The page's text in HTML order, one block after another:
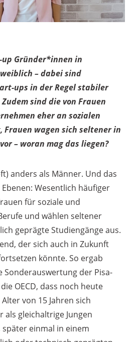
Gründer*innen in
– dabei sind
ups in der Regel stabiler
sind die von Frauen
eher an sozialen
Frauen wagen sich seltener in
– woran mag das liegen?
anders als Männer. Und das
Wesentlich häufiger
für soziale und
und wählen seltener
geprägte Studiengänge aus.
der sich auch in Zukunft
könnte. So ergab
Sonderauswertung der Pisa-
OECD, dass noch heute
von 15 Jahren sich
als gleichaltrige Jungen
einmal in einem